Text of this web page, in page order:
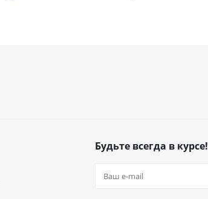
Будьте всегда в курсе!